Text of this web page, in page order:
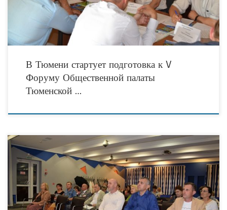
В Тюмени стартует подготовка к V
Форуму Общественной палаты
Тюменской …
12 июля 2019 г. в РИАЦ обсудили нюансы проведения нового конкурса на
предоставление общественным организациям субсидий на реализацию